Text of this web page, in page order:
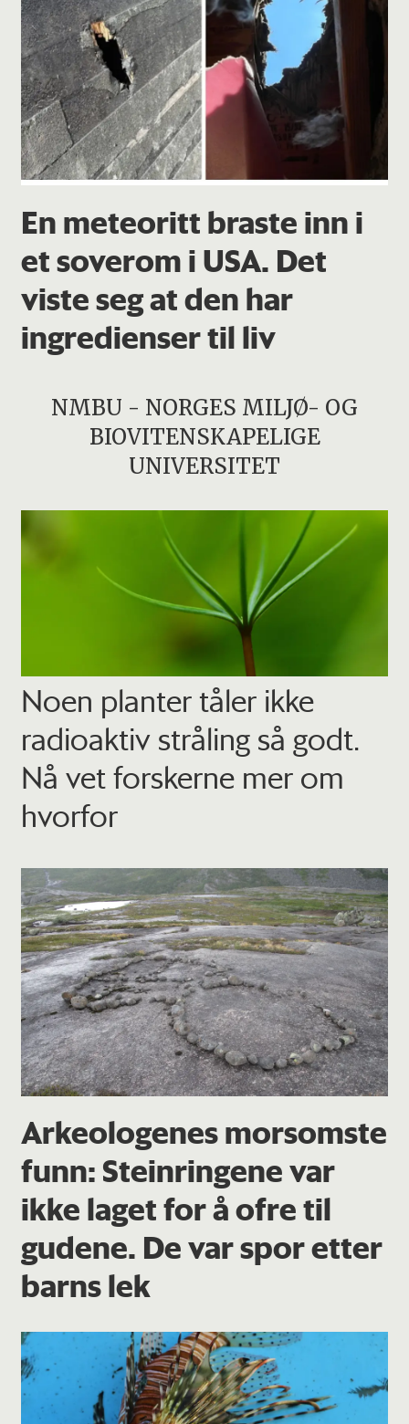
En meteoritt braste inn i
et soverom i USA. Det
viste seg at den har
ingredienser til liv
NMBU - NORGES MILJØ- OG
BIOVITENSKAPELIGE
UNIVERSITET
Noen planter tåler ikke
radio­aktiv stråling så godt.
Nå vet forskerne mer om
hvorfor
Arkeologenes morsomste
funn: Steinringene var
ikke laget for å ofre til
gudene. De var spor etter
barns lek